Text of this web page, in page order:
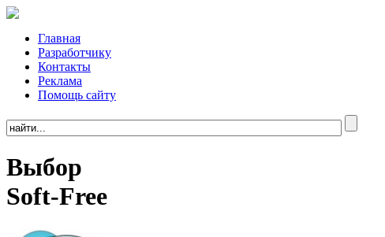
Главная
Разработчику
Контакты
Реклама
Помощь сайту
Выбор
Soft-Free